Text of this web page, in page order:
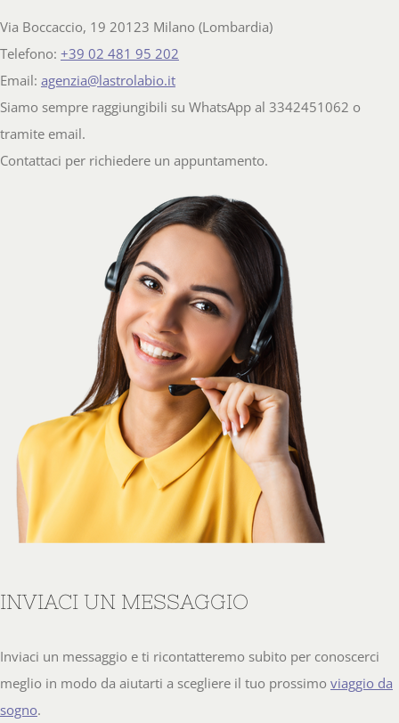
Via Boccaccio, 19 20123 Milano (Lombardia)
Telefono: +39 02 481 95 202
Email: agenzia@lastrolabio.it
Siamo sempre raggiungibili su WhatsApp al 3342451062 o
tramite email.
Contattaci per richiedere un appuntamento.
INVIACI UN MESSAGGIO
Inviaci un messaggio e ti ricontatteremo subito per conoscerci
meglio in modo da aiutarti a scegliere il tuo prossimo viaggio da
sogno.